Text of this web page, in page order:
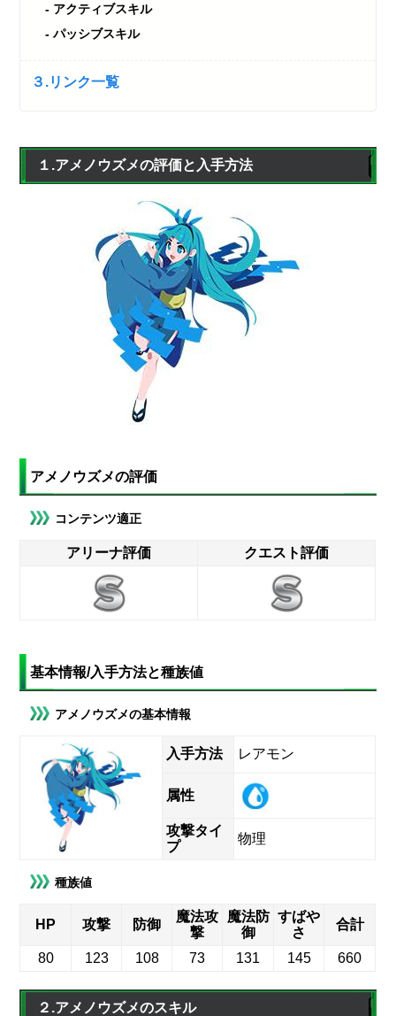
アクティブスキル
パッシブスキル
３.リンク一覧
１.アメノウズメの評価と入手方法
アメノウズメの評価
コンテンツ適正
アリーナ評価 クエスト評価
基本情報/入手方法と種族値
アメノウズメの基本情報
入手方法 レアモン
属性
攻撃タイ
プ
物理
種族値
HP 攻撃 防御
魔法攻
撃
魔法防
御
すばや
さ
合計
80 123 108 73 131 145 660
２.アメノウズメのスキル